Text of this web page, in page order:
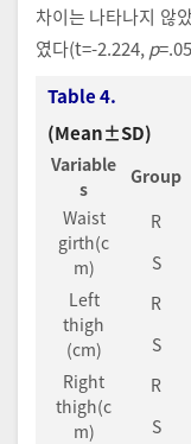
차이는 나타나지 않
였다(t=-2.224, p
Table 4.
(Mean±SD)
Variable
s
Group
Waist
girth(c
m)
R
S
Left
thigh
(cm)
R
S
Right
thigh(c
m)
R
S